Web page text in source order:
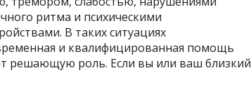
ритма и психическими
В таких ситуациях
и квалифицированная помощь
решающую роль. Если вы или ваш близкий